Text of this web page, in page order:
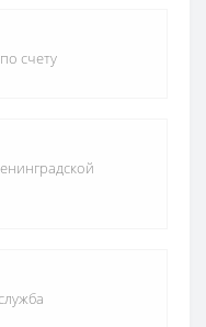
счету